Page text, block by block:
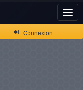
Connexion